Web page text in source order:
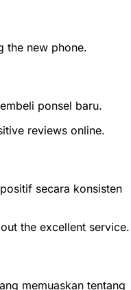
the new phone.
ponsel baru.
reviews online.
secara konsisten
the excellent service.
memuaskan tentang